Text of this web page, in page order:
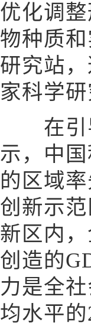
优化调
物种质
研究站
家科学
在引导
示，中
的区域
创新示
新区内
创造的
力是全
均水平